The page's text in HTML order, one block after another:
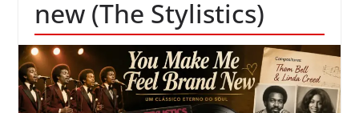
new (The Stylistics)